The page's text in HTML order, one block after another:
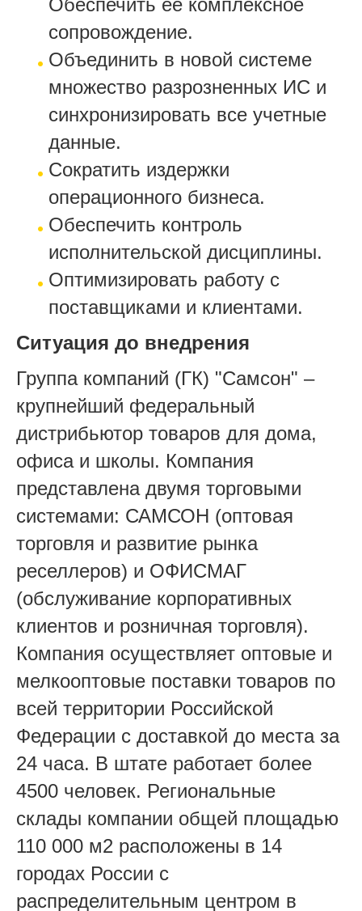
сопровождение.
Объединить в новой системе
множество разрозненных ИС и
синхронизировать все учетные
данные.
Сократить издержки
операционного бизнеса.
Обеспечить контроль
исполнительской дисциплины.
Оптимизировать работу с
поставщиками и клиентами.
Ситуация до внедрения
Группа компаний (ГК) "Самсон" –
крупнейший федеральный
дистрибьютор товаров для дома,
офиса и школы. Компания
представлена двумя торговыми
системами: САМСОН (оптовая
торговля и развитие рынка
реселлеров) и ОФИСМАГ
(обслуживание корпоративных
клиентов и розничная торговля).
Компания осуществляет оптовые и
мелкооптовые поставки товаров по
всей территории Российской
Федерации с доставкой до места за
24 часа. В штате работает более
4500 человек. Региональные
склады компании общей площадью
110 000 м2 расположены в 14
городах России с
распределительным центром в